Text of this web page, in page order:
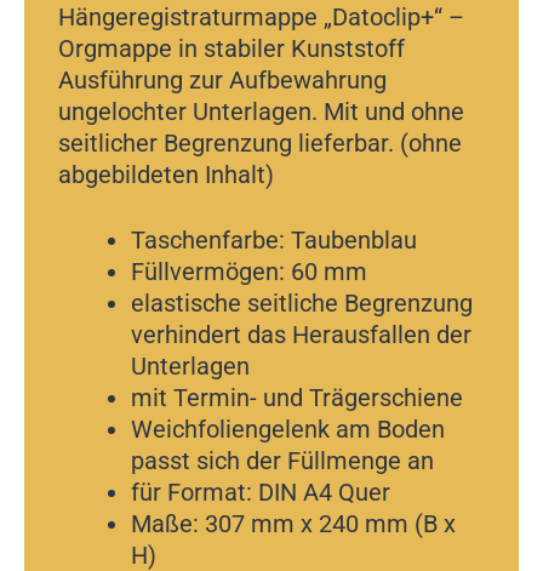
Hängeregistraturmappe „Datoclip+“ –
Orgmappe in stabiler Kunststoff
Ausführung zur Aufbewahrung
ungelochter Unterlagen. Mit und ohne
seitlicher Begrenzung lieferbar. (ohne
abgebildeten Inhalt)
Taschenfarbe: Taubenblau
Füllvermögen: 60 mm
elastische seitliche Begrenzung
verhindert das Herausfallen der
Unterlagen
mit Termin- und Trägerschiene
Weichfoliengelenk am Boden
passt sich der Füllmenge an
für Format: DIN A4 Quer
Maße: 307 mm x 240 mm (B x
H)